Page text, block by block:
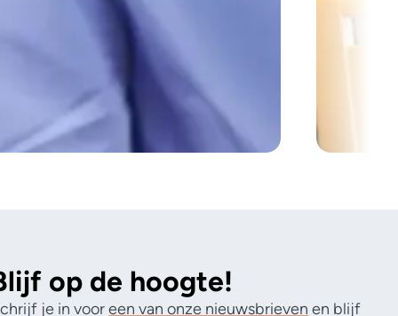
op de hoogte!
je in vooreen van onze nieuwsbrieven en blijf